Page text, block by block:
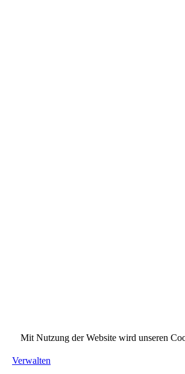
Mit Nutzung der Website wird unseren
Verwalten